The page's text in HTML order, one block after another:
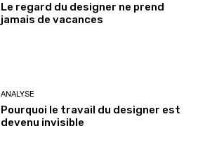
Le regard du designer ne prend
jamais de vacances
ANALYSE
Pourquoi le travail du designer est
devenu invisible